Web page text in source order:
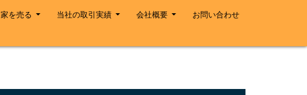
家を売る 当社の取引実績 会社概要 お問い合わせ